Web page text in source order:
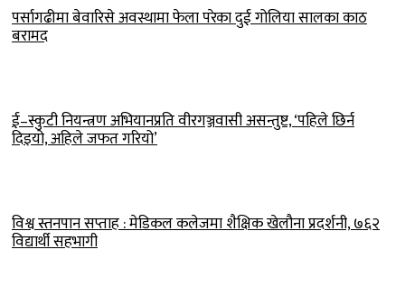
पर्सागढीमा बेवारिसे अवस्थामा फेला परेका दुई गोलिया सालका काठ
बरामद
ई–स्कुटी नियन्त्रण अभियानप्रति वीरगञ्जवासी असन्तुष्ट, ‘पहिले छिर्न
दिइयो, अहिले जफत गरियो’
विश्व स्तनपान सप्ताह : मेडिकल कलेजमा शैक्षिक खेलौना प्रदर्शनी, ७६२
विद्यार्थी सहभागी